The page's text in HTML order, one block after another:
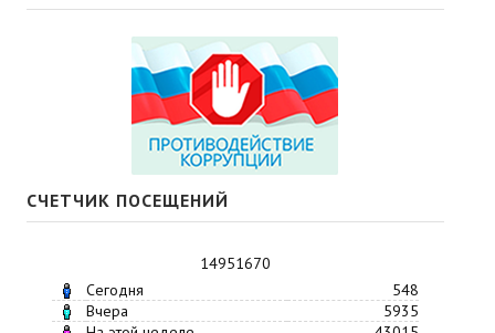
СЧЕТЧИК ПОСЕЩЕНИЙ
14951670
Сегодня
548
Вчера
5935